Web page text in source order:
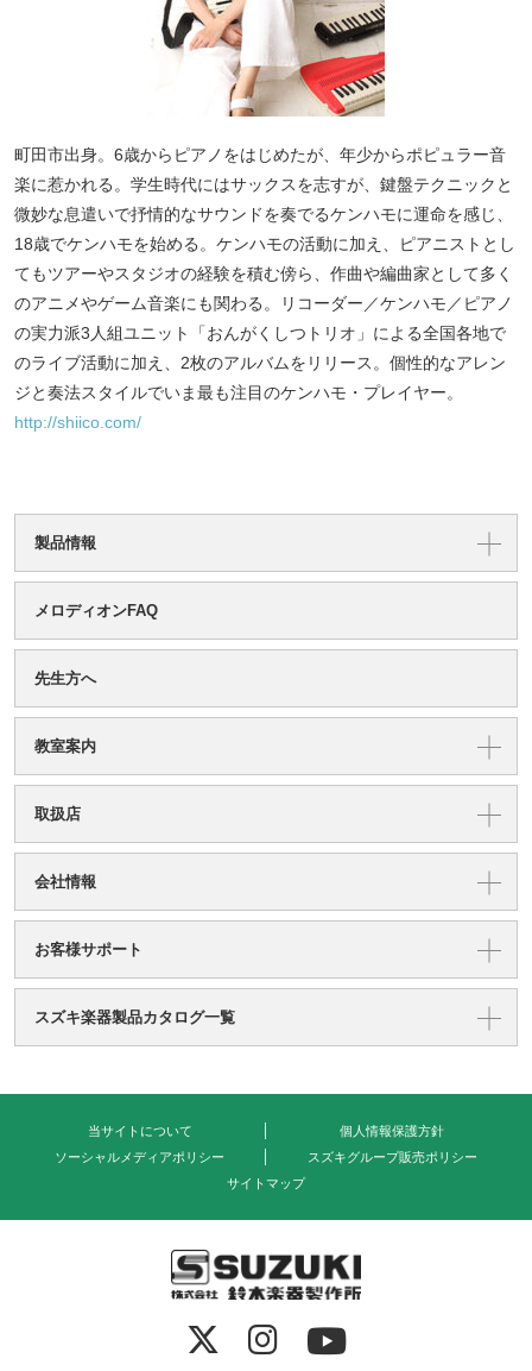
町田市出身。6歳からピアノをはじめたが、年少からポピュラー音
楽に惹かれる。学生時代にはサックスを志すが、鍵盤テクニックと
微妙な息遣いで抒情的なサウンドを奏でるケンハモに運命を感じ、
18歳でケンハモを始める。ケンハモの活動に加え、ピアニストとし
てもツアーやスタジオの経験を積む傍ら、作曲や編曲家として多く
のアニメやゲーム音楽にも関わる。リコーダー／ケンハモ／ピアノ
の実力派3人組ユニット「おんがくしつトリオ」による全国各地で
のライブ活動に加え、2枚のアルバムをリリース。個性的なアレン
ジと奏法スタイルでいま最も注目のケンハモ・プレイヤー。
http://shiico.com/
製品情報
メロディオンFAQ
先生方へ
教室案内
取扱店
会社情報
お客様サポート
スズキ楽器製品カタログ一覧
当サイトについて
個人情報保護方針
ソーシャルメディアポリシー
スズキグループ販売ポリシー
サイトマップ